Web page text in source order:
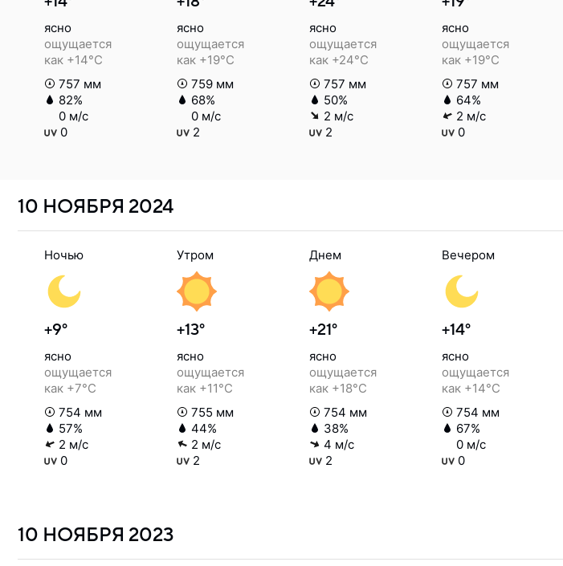
ясно
ощущается
как +14°C
757 мм
82%
0 м/с
0
ясно
ощущается
как +19°C
759 мм
68%
0 м/с
2
ясно
ощущается
как +24°C
757 мм
50%
2 м/с
2
ясно
ощущается
как +19°C
757 мм
64%
2 м/с
0
10 НОЯБРЯ 2024
Ночью
+9°
ясно
ощущается
как +7°C
754 мм
57%
2 м/с
0
Утром
+13°
ясно
ощущается
как +11°C
755 мм
44%
2 м/с
2
Днем
+21°
ясно
ощущается
как +18°C
754 мм
38%
4 м/с
2
Вечером
+14°
ясно
ощущается
как +14°C
754 мм
67%
0 м/с
0
10 НОЯБРЯ 2023